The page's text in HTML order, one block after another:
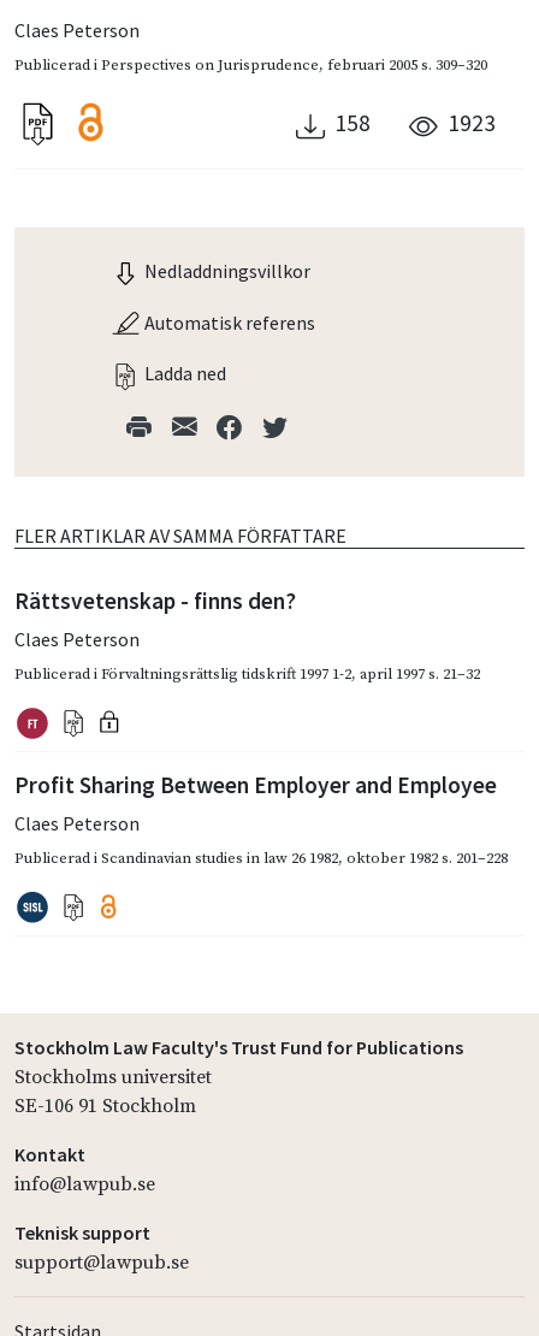
Claes Peterson
Publicerad iPerspectives on Jurisprudence, februari 2005s. 309–320
158 1923
Nedladdningsvillkor
Automatisk referens
Ladda ned
FLER ARTIKLAR AV SAMMA FÖRFATTARE
Rättsvetenskap - finns den?
Claes Peterson
Publicerad iFörvaltningsrättslig tidskrift 1997 1-2, april 1997s. 21–32
Profit Sharing Between Employer and Employee
Claes Peterson
Publicerad iScandinavian studies in law 26 1982, oktober 1982s. 201–228
Stockholm Law Faculty's Trust Fund for Publications
Stockholms universitet
SE-106 91 Stockholm
Kontakt
info@lawpub.se
Teknisk support
support@lawpub.se
Startsidan